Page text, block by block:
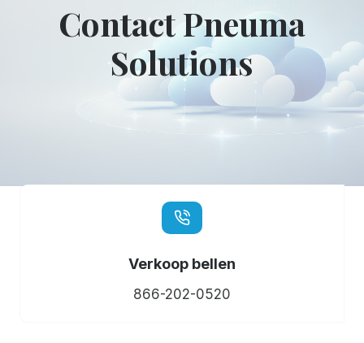
Contact Pneuma
Solutions
Verkoop bellen
866-202-0520